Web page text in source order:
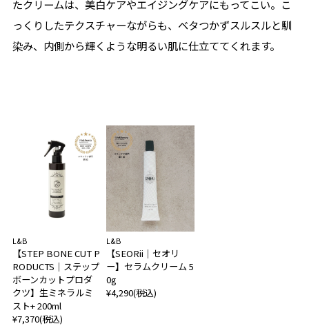
たクリームは、美白ケアやエイジングケアにもってこい。こ
っくりしたテクスチャーながらも、ベタつかずスルスルと馴
染み、内側から輝くような明るい肌に仕立ててくれます。
L&B
【STEP BONE CUT P
RODUCTS｜ステップ
ボーンカットプロダ
クツ】生ミネラルミ
スト+ 200ml
¥7,370(税込)
L&B
【SEORii｜セオリ
ー】セラムクリーム 5
0g
¥4,290(税込)